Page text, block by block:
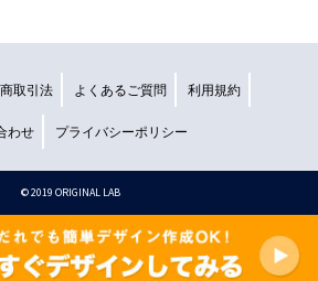
取引法 よくあるご質問 利用規約
わせ プライバシーポリシー
©︎ 2019 ORIGINAL LAB